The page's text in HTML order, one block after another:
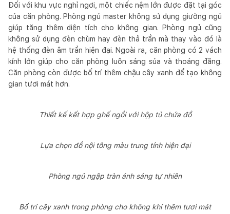
Đối với khu vực nghỉ ngơi, một chiếc nệm lớn được đặt tại góc
của căn phòng. Phòng ngủ master không sử dụng giường ngủ
giúp tăng thêm diện tích cho không gian. Phòng ngủ cũng
không sử dụng đèn chùm hay đèn thả trần mà thay vào đó là
hệ thống đèn âm trần hiện đại. Ngoài ra, căn phòng có 2 vách
kính lớn giúp cho căn phòng luôn sáng sủa và thoáng đãng.
Căn phòng còn được bố trí thêm chậu cây xanh để tạo không
gian tươi mát hơn.
Thiết kế kết hợp ghế ngồi với hộp tủ chứa đồ
Lựa chọn đồ nội tông màu trung tính hiện đại
Phòng ngủ ngập tràn ánh sáng tự nhiên
Bố trí cây xanh trong phòng cho không khí thêm tươi mát